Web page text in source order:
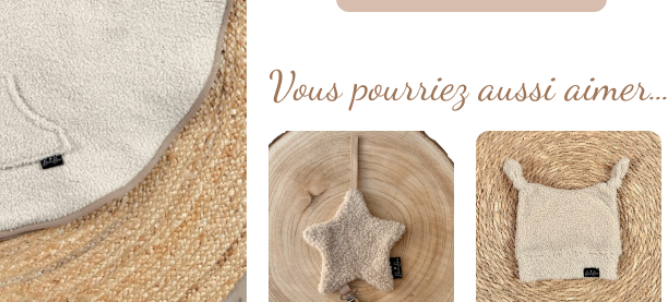
Vous pourriez aussi aimer…